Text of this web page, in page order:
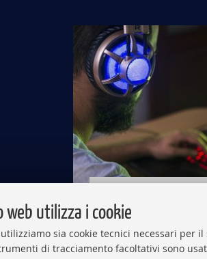
web utilizza i cookie
sia cookie tecnici necessari per
di tracciamento facoltativi sono